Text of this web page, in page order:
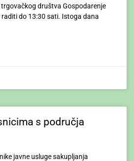
društva Gospodarenje
do 13:30 sati. Istoga dana
s područja
javne usluge sakupljanja